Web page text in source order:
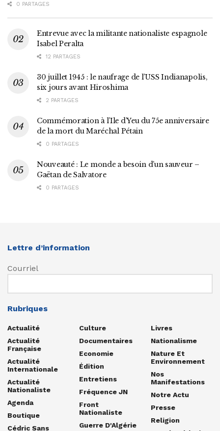
0 PARTAGES
Entrevue avec la militante nationaliste espagnole
Isabel Peralta
12 PARTAGES
30 juillet 1945 : le naufrage de l’USS Indianapolis,
six jours avant Hiroshima
2 PARTAGES
Commémoration à l’Ile d’Yeu du 75e anniversaire
de la mort du Maréchal Pétain
0 PARTAGES
Nouveauté : Le monde a besoin d’un sauveur –
Gaëtan de Salvatore
0 PARTAGES
Lettre d’information
Courriel
Rubriques
Actualité
Actualité
Française
Actualité
Internationale
Actualité
Nationaliste
Agenda
Boutique
Cédric Sans
Culture
Documentaires
Economie
Édition
Entretiens
Fréquence JN
Front
Nationaliste
Guerre D'Algérie
Livres
Nationalisme
Nature Et
Environnement
Nos
Manifestations
Notre Actu
Presse
Religion